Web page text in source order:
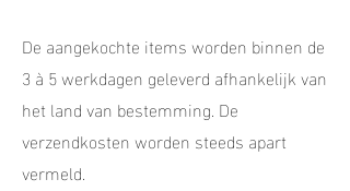
De aangekochte items worden binnen de
3 à 5 werkdagen geleverd afhankelijk van
het land van bestemming. De
verzendkosten worden steeds apart
vermeld.